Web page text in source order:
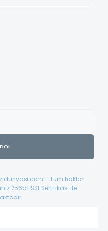
- Tüm hakları
256bit SSL Sertifikası ile